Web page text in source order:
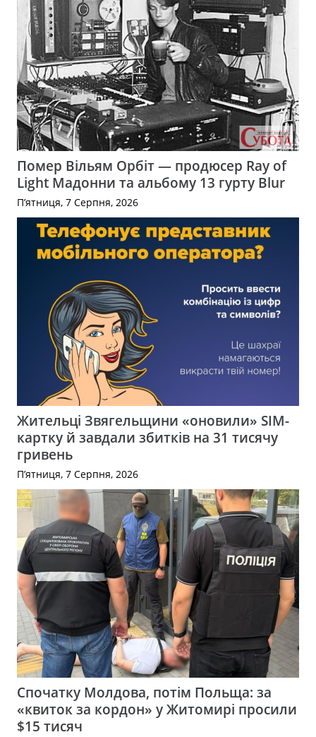
Помер Вільям Орбіт — продюсер Ray of
Light Мадонни та альбому 13 гурту Blur
П’ятниця, 7 Серпня, 2026
Жительці Звягельщини «оновили» SIM-
картку й завдали збитків на 31 тисячу
гривень
П’ятниця, 7 Серпня, 2026
Спочатку Молдова, потім Польща: за
«квиток за кордон» у Житомирі просили
$15 тисяч